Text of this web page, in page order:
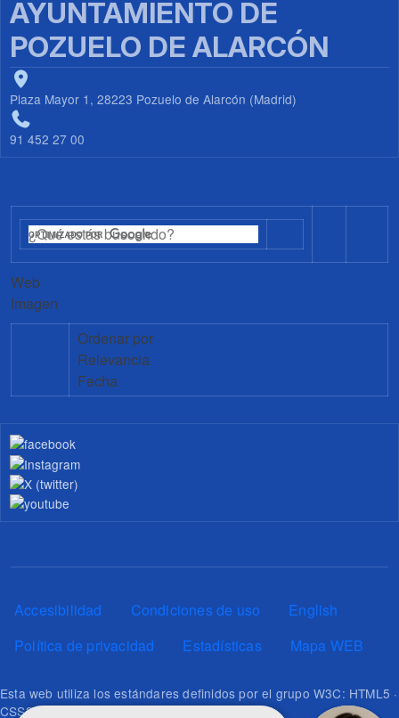
AYUNTAMIENTO DE
POZUELO DE ALARCÓN
Plaza Mayor 1, 28223 Pozuelo de Alarcón (Madrid)
91 452 27 00
Web
Imagen
Ordenar por
Relevancia
Fecha
Pie de página
Accesibilidad Condiciones de uso
English
Política de privacidad
Estadísticas Mapa WEB
Esta web utiliza los estándares definidos por el grupo W3C: HTML5 ·
CSS3 · RSS